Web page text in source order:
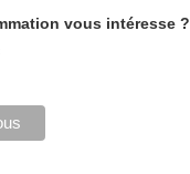
vous intéresse ?